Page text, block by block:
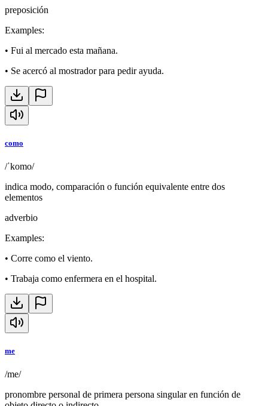
preposición
Examples:
• Fui al mercado esta mañana.
• Se acercó al mostrador para pedir ayuda.
como
/ˈkomo/
indica modo, comparación o función equivalente entre dos
elementos
adverbio
Examples:
• Corre como el viento.
• Trabaja como enfermera en el hospital.
me
/me/
pronombre personal de primera persona singular en función de